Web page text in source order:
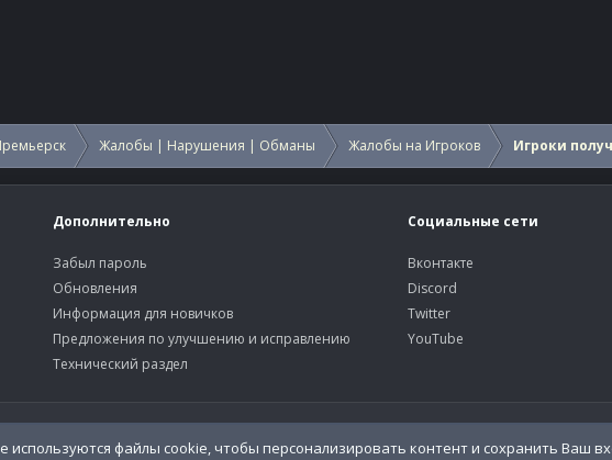
Жалобы | Нарушения | Обманы Жалобы на Игроков Игроки
Дополнительно
Забыл пароль
Обновления
Информация для новичков
Предложения по улучшению и исправлению
Технический раздел
Социальные сети
Вконтакте
Discord
Twitter
YouTube
используются файлы cookie, чтобы персонализировать контент и сохранить Ваш